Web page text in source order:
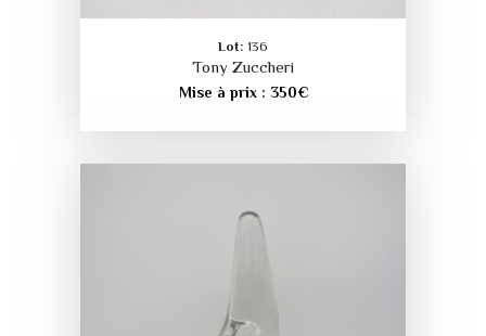
Lot: 136
Tony Zuccheri
Mise à prix : 350€